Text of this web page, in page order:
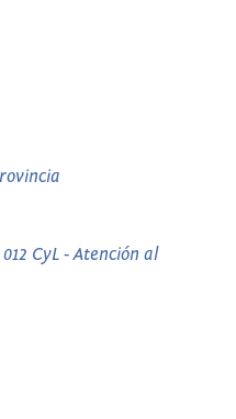
CyL - Atención al